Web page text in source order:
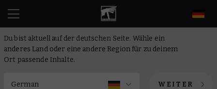
Du bist aktuell auf der deutschen Seite. Wähle ein
anderes Land oder eine andere Region für zu deinem
Ort passende Inhalte.
WEITER